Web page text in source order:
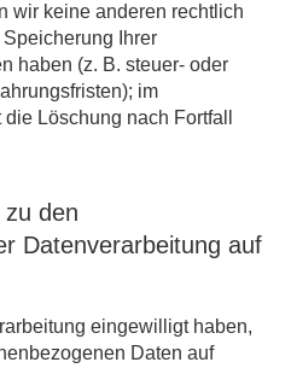
wir keine anderen rechtlich
Ihrer
haben (z. B. steuer- oder
im
Löschung nach Fortfall
zu den
Datenverarbeitung auf
eingewilligt haben,
Daten auf